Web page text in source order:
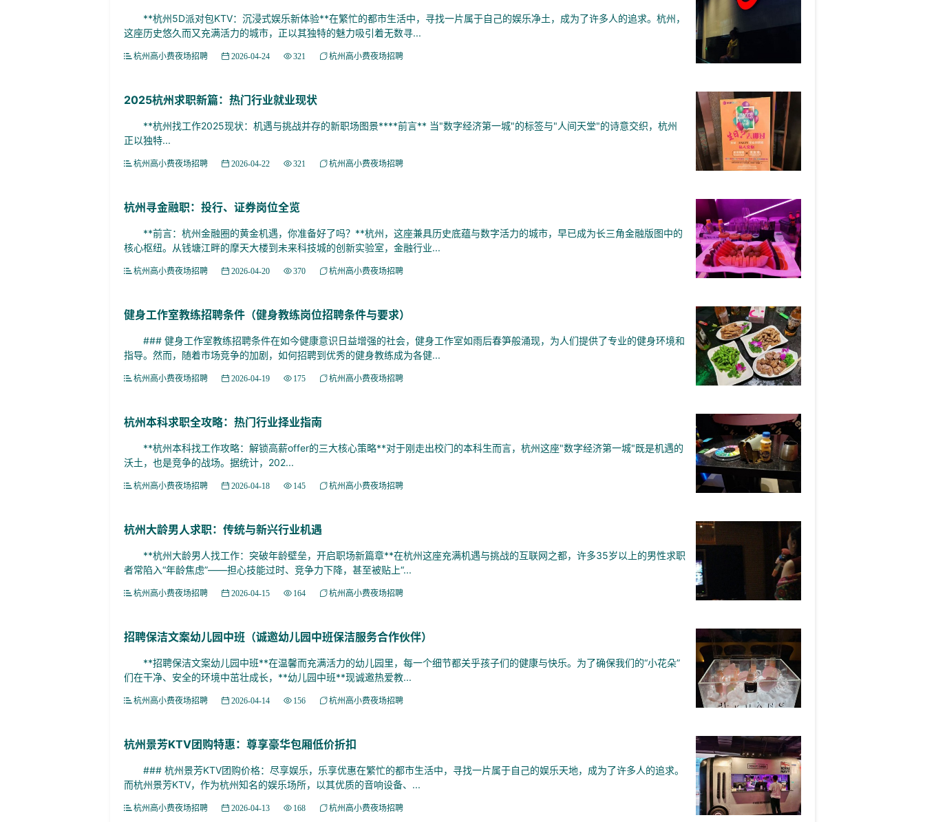
**杭州5D派对包KTV：沉浸式娱乐新体验**在繁忙的都市生活中，寻找一片属于自己的娱乐净土，成为了许多人的追求。杭州，
这座历史悠久而又充满活力的城市，正以其独特的魅力吸引着无数寻...
杭州高小费夜场招聘 2026-04-24 321 杭州高小费夜场招聘
2025杭州求职新篇：热门行业就业现状
**杭州找工作2025现状：机遇与挑战并存的新职场图景****前言** 当"数字经济第一城"的标签与"人间天堂"的诗意交织，杭州
正以独特...
杭州高小费夜场招聘 2026-04-22 321 杭州高小费夜场招聘
杭州寻金融职：投行、证券岗位全览
**前言：杭州金融圈的黄金机遇，你准备好了吗？**杭州，这座兼具历史底蕴与数字活力的城市，早已成为长三角金融版图中的
核心枢纽。从钱塘江畔的摩天大楼到未来科技城的创新实验室，金融行业...
杭州高小费夜场招聘 2026-04-20 370 杭州高小费夜场招聘
健身工作室教练招聘条件（健身教练岗位招聘条件与要求）
### 健身工作室教练招聘条件在如今健康意识日益增强的社会，健身工作室如雨后春笋般涌现，为人们提供了专业的健身环境和
指导。然而，随着市场竞争的加剧，如何招聘到优秀的健身教练成为各健...
杭州高小费夜场招聘 2026-04-19 175 杭州高小费夜场招聘
杭州本科求职全攻略：热门行业择业指南
**杭州本科找工作攻略：解锁高薪offer的三大核心策略**对于刚走出校门的本科生而言，杭州这座"数字经济第一城"既是机遇的
沃土，也是竞争的战场。据统计，202...
杭州高小费夜场招聘 2026-04-18 145 杭州高小费夜场招聘
杭州大龄男人求职：传统与新兴行业机遇
**杭州大龄男人找工作：突破年龄壁垒，开启职场新篇章**在杭州这座充满机遇与挑战的互联网之都，许多35岁以上的男性求职
者常陷入“年龄焦虑”——担心技能过时、竞争力下降，甚至被贴上“...
杭州高小费夜场招聘 2026-04-15 164 杭州高小费夜场招聘
招聘保洁文案幼儿园中班（诚邀幼儿园中班保洁服务合作伙伴）
**招聘保洁文案幼儿园中班**在温馨而充满活力的幼儿园里，每一个细节都关乎孩子们的健康与快乐。为了确保我们的“小花朵”
们在干净、安全的环境中茁壮成长，**幼儿园中班**现诚邀热爱教...
杭州高小费夜场招聘 2026-04-14 156 杭州高小费夜场招聘
杭州景芳KTV团购特惠：尊享豪华包厢低价折扣
### 杭州景芳KTV团购价格：尽享娱乐，乐享优惠在繁忙的都市生活中，寻找一片属于自己的娱乐天地，成为了许多人的追求。
而杭州景芳KTV，作为杭州知名的娱乐场所，以其优质的音响设备、...
杭州高小费夜场招聘 2026-04-13 168 杭州高小费夜场招聘